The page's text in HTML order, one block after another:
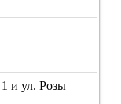
и ул. Розы